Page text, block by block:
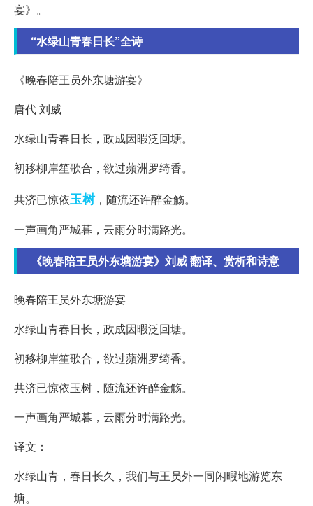
宴》。
“水绿山青春日长”全诗
《晚春陪王员外东塘游宴》
唐代 刘威
水绿山青春日长，政成因暇泛回塘。
初移柳岸笙歌合，欲过蘋洲罗绮香。
共济已惊依玉树，随流还许醉金觞。
一声画角严城暮，云雨分时满路光。
《晚春陪王员外东塘游宴》刘威 翻译、赏析和诗意
晚春陪王员外东塘游宴
水绿山青春日长，政成因暇泛回塘。
初移柳岸笙歌合，欲过蘋洲罗绮香。
共济已惊依玉树，随流还许醉金觞。
一声画角严城暮，云雨分时满路光。
译文：
水绿山青，春日长久，我们与王员外一同闲暇地游览东
塘。